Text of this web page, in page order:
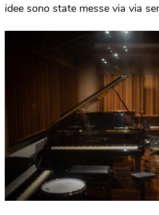
idee sono state messe via via